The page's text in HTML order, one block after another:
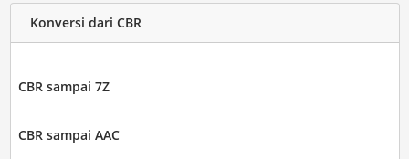
Konversi dari CBR
CBR sampai 7Z
CBR sampai AAC